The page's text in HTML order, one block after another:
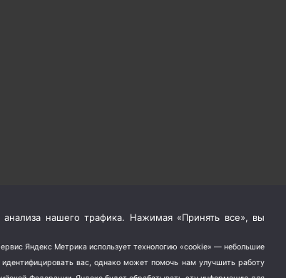
нашего трафика. Нажимая «Принять все», вы
Яндекс Метрика использует технологию «cookie» — небольшие
вас, однако может помочь нам улучшить работу